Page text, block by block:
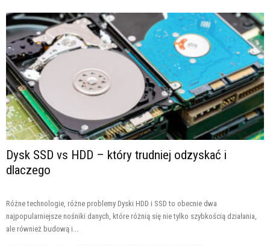
Dysk SSD vs HDD – który trudniej odzyskać i
dlaczego
Różne technologie, różne problemy Dyski HDD i SSD to obecnie dwa
najpopularniejsze nośniki danych, które różnią się nie tylko szybkością działania,
ale również budową i...